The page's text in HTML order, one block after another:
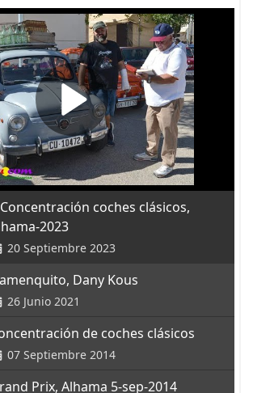
coches clásicos,
2023
20 Septiembre 2023
Dany Kous
26 Junio 2021
de coches clásicos
07 Septiembre 2014
Prix, Alhama 5-sep-2014